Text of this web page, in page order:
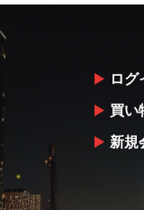
ログ
買い
新規